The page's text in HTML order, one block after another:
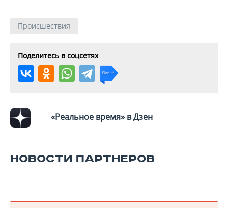
Происшествия
Поделитесь в соцсетях
«Реальное время» в Дзен
НОВОСТИ ПАРТНЕРОВ